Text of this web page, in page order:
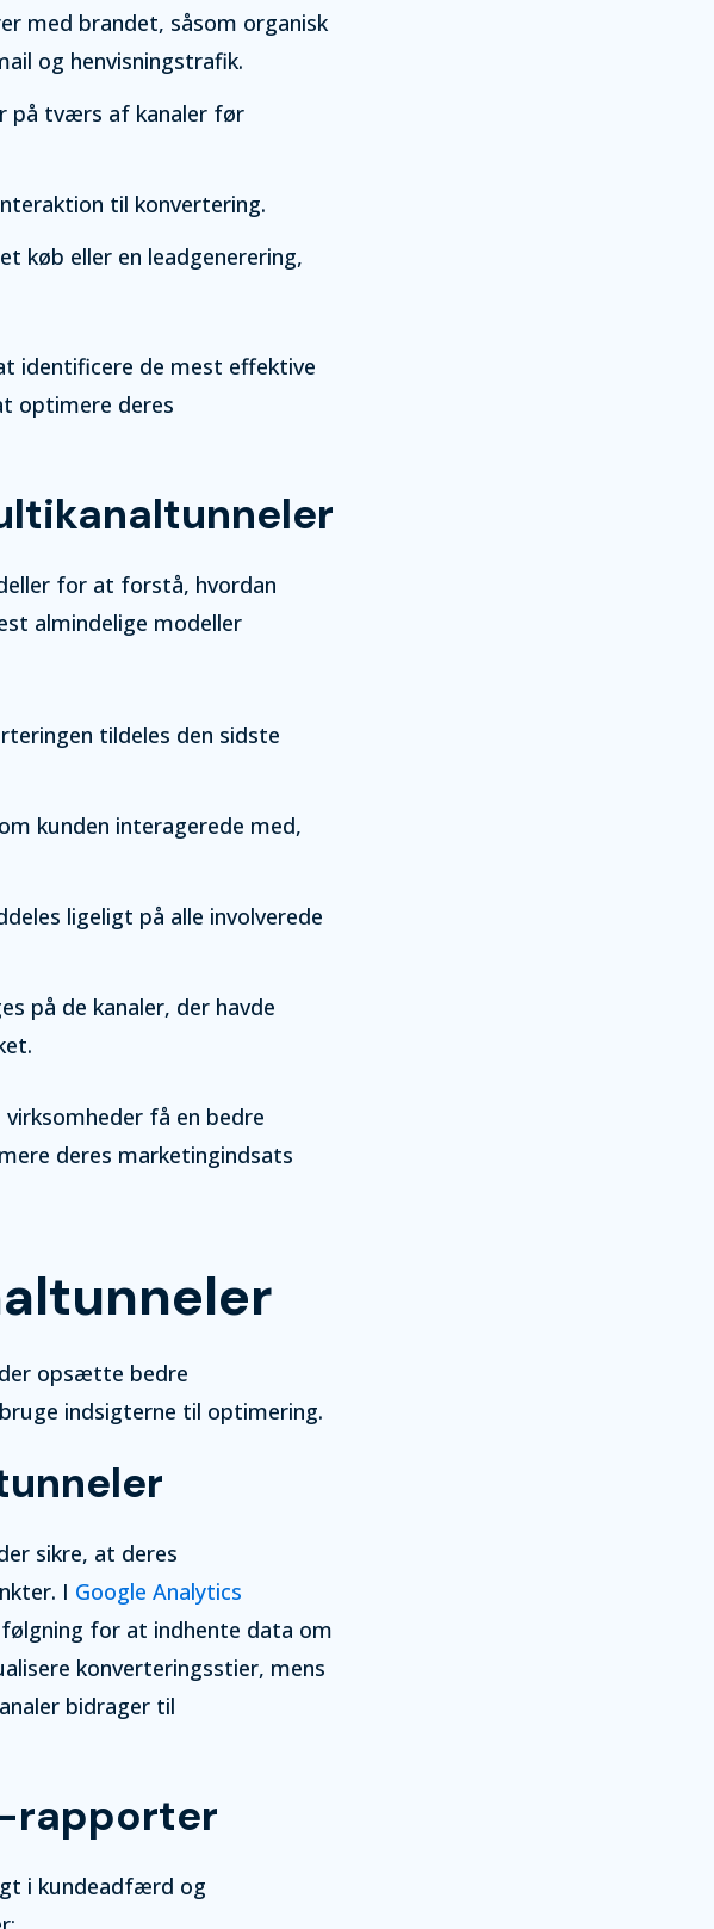
med brandet, såsom organisk
og henvisningstrafik.
på tværs af kanaler før
til konvertering.
køb eller en leadgenerering,
identificere de mest effektive
optimere deres
for at forstå, hvordan
almindelige modeller
tildeles den sidste
kunden interagerede med,
ligeligt på alle involverede
på de kanaler, der havde
få en bedre
deres marketingindsats
opsætte bedre
indsigterne til optimering.
sikre, at deres
I Google Analytics
for at indhente data om
konverteringsstier, mens
bidrager til
rapporter
i kundeadfærd og